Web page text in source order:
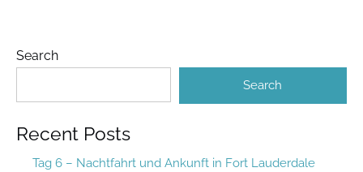
Search
Search
Recent Posts
Tag 6 – Nachtfahrt und Ankunft in Fort Lauderdale